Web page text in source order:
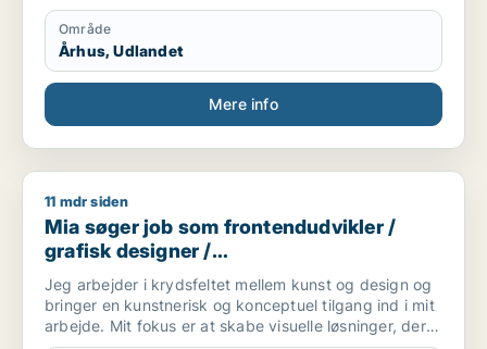
Område
Århus, Udlandet
Mere info
Mia søger job som frontendudvikler / grafisk designer /
11 mdr siden
Mia søger job som frontendudvikler /
grafisk designer /
kommunikationsmedarbejder / kreativ
medarbejder
Jeg arbejder i krydsfeltet mellem kunst og design og
bringer en kunstnerisk og konceptuel tilgang ind i mit
arbejde. Mit fokus er at skabe visuelle løsninger, der